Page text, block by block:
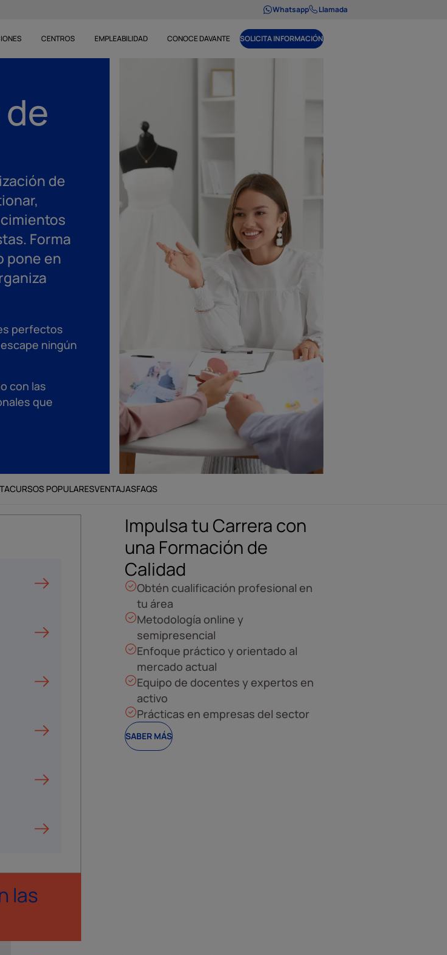
Whatsapp Llamada
CENTROS EMPLEABILIDAD CONOCE DAVANTE SOLICITA INFORMACIÓN
de
Forma
pone en
perfectos
ningún
con las
que
CURSOS POPULARESVENTAJASFAQS
las
Impulsa tu Carrera con
una Formación de
Calidad
Obtén cualificación profesional en
tu área
Metodología online y
semipresencial
Enfoque práctico y orientado al
mercado actual
Equipo de docentes y expertos en
activo
Prácticas en empresas del sector
SABER MÁS